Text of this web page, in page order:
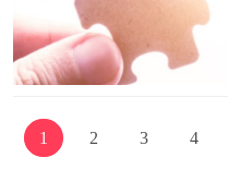
1 2 3 4